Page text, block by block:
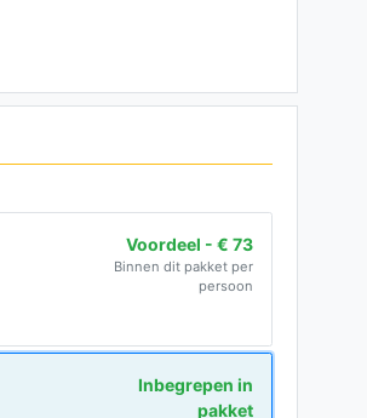
Voordeel - € 73
Binnen dit pakket per
persoon
Inbegrepen in
pakket